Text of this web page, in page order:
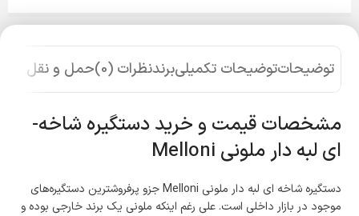
توضیحاتتوضیحات تکمیلیبرندنظرات (0) حمل و نقل کالا
مشخصات قیمت و خرید دستگیره شاخه­
ای لبه دار ملونی Melloni
دستگیره شاخه­ ای لبه دار ملونی Melloni جزو پرفروش­ترین دستگیره­‌های
موجود در بازار داخلی است. علی رغم اینکه ملونی یک برند خارجی بوده و